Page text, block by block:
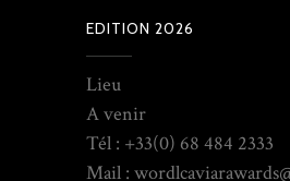
EDITION 2026
Lieu
A venir
Tél : +33(0) 68 484 2333
Mail :